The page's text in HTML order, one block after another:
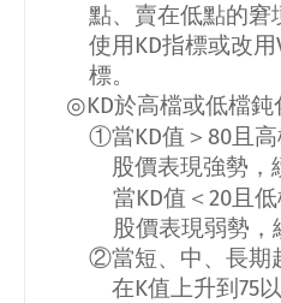
點、賣在低點的窘
使用 KD指標或改用
標。
◎KD於高檔或低檔鈍
①當KD值＞ 80 且
股價表現強勢，
當KD值＜ 20且
股價表現弱勢，
②當短、中、長期
在K值上升到75